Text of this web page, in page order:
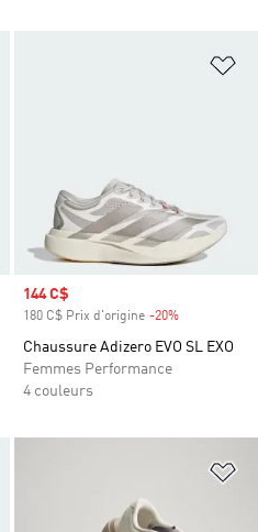
Ajouter à la Liste de produits
Prix soldé
144 C$
180 C$ Prix d'origine -20%
Chaussure Adizero EVO SL EXO
Femmes Performance
4 couleurs
Ajouter à la Liste de produits